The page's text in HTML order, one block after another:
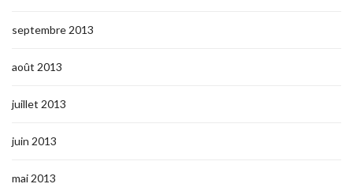
septembre 2013
août 2013
juillet 2013
juin 2013
mai 2013